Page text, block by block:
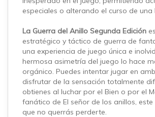
especiales o alterando el curso de una
La Guerra del Anillo Segunda Edición
estratégico y táctico de guerra de
una experiencia de juego única e
hermosa asimetría del juego lo hace
orgánico. Puedes intentar jugar en
disfrutar de la sensación totalmente
obtienes al luchar por el Bien o por el
fanático de El señor de los anillos, este
que no querrás perderte.